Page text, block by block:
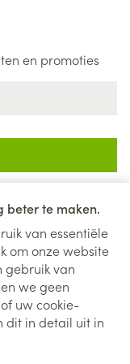
beter te maken.
van essentiële
om onze website
gebruik van
we geen
uw cookie-
dit in detail uit in
en promoties
policy.